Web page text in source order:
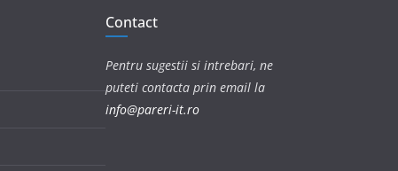
Contact
Pentru sugestii si intrebari, ne
puteti contacta prin email la
info@pareri-it.ro